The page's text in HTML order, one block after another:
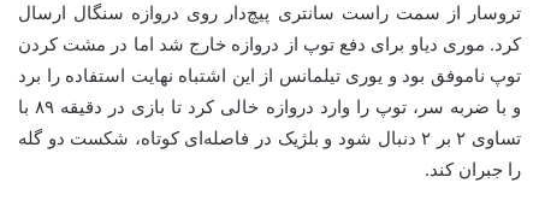
تروسار از سمت راست سانتری پیچ‌دار روی دروازه سنگال ارسال
کرد. موری دیاو برای دفع توپ از دروازه خارج شد اما در مشت کردن
توپ ناموفق بود و یوری تیلمانس از این اشتباه نهایت استفاده را برد
و با ضربه سر، توپ را وارد دروازه خالی کرد تا بازی در دقیقه ۸۹ با
تساوی ۲ بر ۲ دنبال شود و بلژیک در فاصله‌ای کوتاه، شکست دو گله
را جبران کند.